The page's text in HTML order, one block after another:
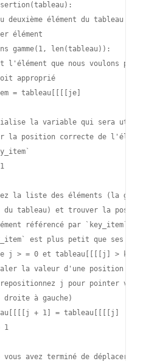
(tableau):
deuxième élément du tableau
élément
gamme( 1, len(tableau)):
l'élément que nous voulons
approprié
= tableau je
la variable qui sera
la position correcte de
1
la liste des éléments (la gauche
du tableau) et trouver la
référencé par `key_item`.
est plus petit que ses
j > = 0 et tableau j >
la valeur d'une position vers
j pour pointer vers
droite à gauche)
j + 1 = tableau j
1
vous avez terminé de déplacer